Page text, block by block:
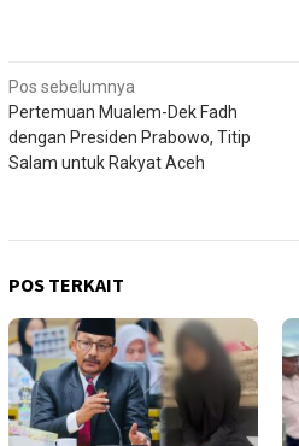
Navigasi
pos
Pos sebelumnya
Pertemuan Mualem-Dek Fadh
dengan Presiden Prabowo, Titip
Salam untuk Rakyat Aceh
POS TERKAIT